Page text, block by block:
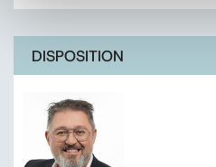
DISPOSITION